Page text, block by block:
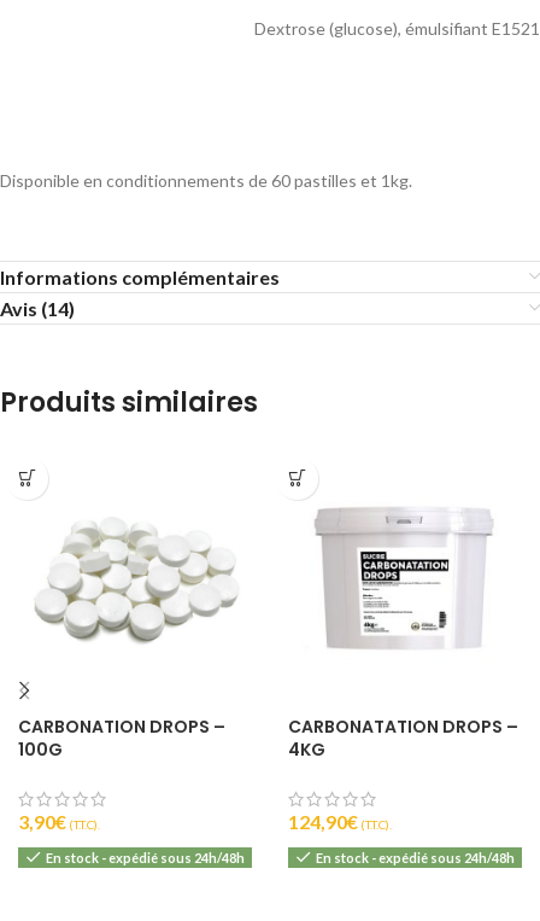
Dextrose (glucose), émulsifiant E1521
Disponible en conditionnements de 60 pastilles et 1kg.
Informations complémentaires
Avis (14)
Produits similaires
CARBONATION DROPS –
100G
3,90€ (T.T.C).
En stock - expédié sous 24h/48h
CARBONATATION DROPS –
4KG
124,90€ (T.T.C).
En stock - expédié sous 24h/48h